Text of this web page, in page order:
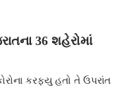
36 શહેરોમાં
કરફ્યુ હતો તે ઉપરાંત